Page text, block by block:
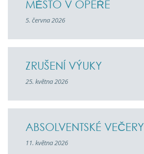
MĚSTO V OPEŘE
5. června 2026
ZRUŠENÍ VÝUKY
25. května 2026
ABSOLVENTSKÉ VEČERY
11. května 2026